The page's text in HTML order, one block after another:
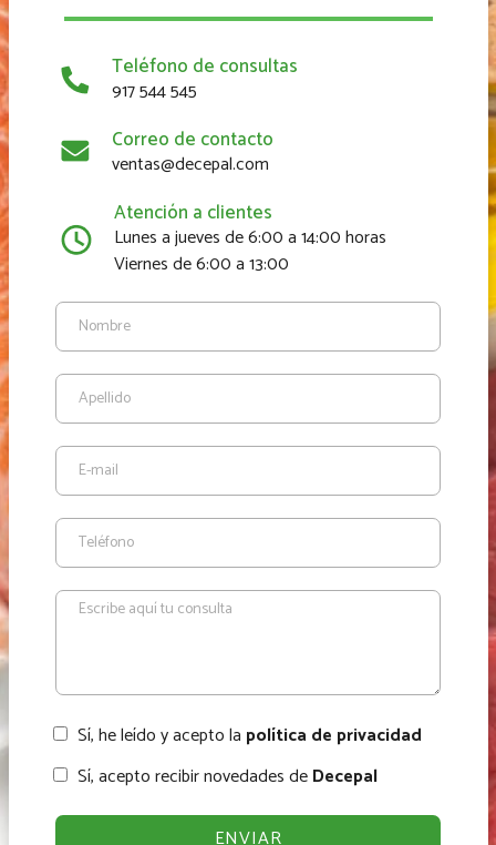
Teléfono de consultas
917 544 545
Correo de contacto
ventas@decepal.com
Atención a clientes
Lunes a jueves de 6:00 a 14:00 horas
Viernes de 6:00 a 13:00
Sí, he leído y acepto la política de privacidad
Sí, acepto recibir novedades deDecepal